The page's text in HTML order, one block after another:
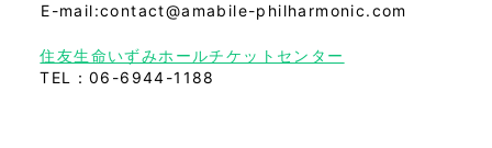
E-mail:contact@amabile-philharmonic.com
住友生命いずみホールチケットセンター
TEL：06-6944-1188